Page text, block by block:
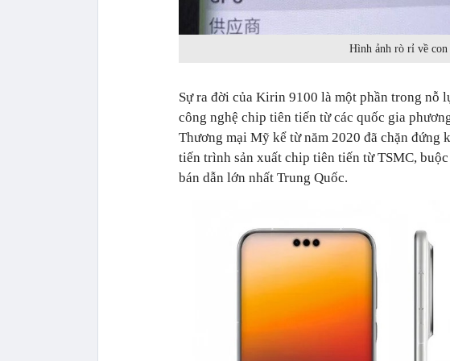
Hình ảnh rò rỉ về
Sự ra đời của Kirin 9100 là một phần trong nỗ
công nghệ chip tiên tiến từ các quốc gia
Thương mại Mỹ kể từ năm 2020 đã chặn đứng
tiến trình sản xuất chip tiên tiến từ TSMC,
bán dẫn lớn nhất Trung Quốc.